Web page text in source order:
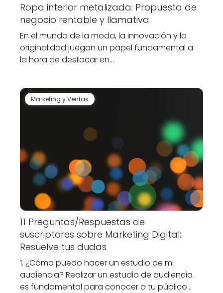
Ropa interior metalizada: Propuesta de
negocio rentable y llamativa
En el mundo de la moda, la innovación y la
originalidad juegan un papel fundamental a
la hora de destacar en…
Marketing y Ventas
11 Preguntas/Respuestas de
suscriptores sobre Marketing Digital:
Resuelve tus dudas
1. ¿Cómo puedo hacer un estudio de mi
audiencia? Realizar un estudio de audiencia
es fundamental para conocer a tu público…